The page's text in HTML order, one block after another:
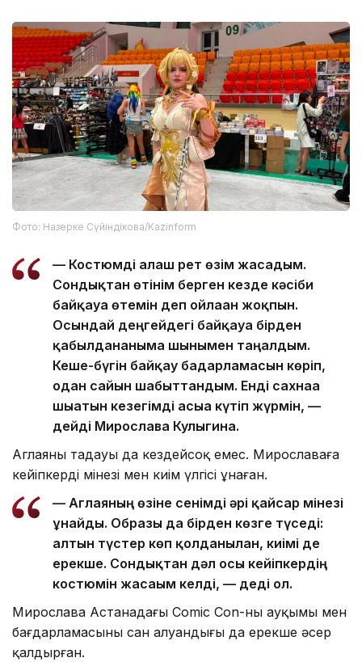
Фото: Назерке Сүйіндікова/Kazinform
— Костюмді алғаш рет өзім жасадым.
Сондықтан өтінім берген кезде кәсіби
байқауға өтемін деп ойлаған жоқпын.
Осындай деңгейдегі байқауға бірден
қабылданғаныма шынымен таңғалдым.
Кеше-бүгін байқау бағдарламасын көріп,
одан сайын шабыттандым. Енді сахнаға
шығатын кезегімді асыға күтіп жүрмін, —
дейді Мирослава Кулыгина.
Аглаяны таңдауы да кездейсоқ емес. Мирославаға
кейіпкердің мінезі мен киім үлгісі ұнаған.
— Аглаяның өзіне сенімді әрі қайсар мінезі
ұнайды. Образы да бірден көзге түседі:
алтын түстер көп қолданылған, киімі де
ерекше. Сондықтан дәл осы кейіпкердің
костюмін жасағым келді, — деді ол.
Мирослава Астанадағы Comic Con-ның ауқымы мен
бағдарламасының сан алуандығы да ерекше әсер
қалдырған.